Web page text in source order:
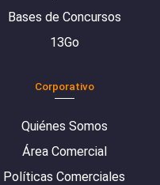
Bases de Concursos
13Go
Corporativo
Quiénes Somos
Área Comercial
Políticas Comerciales